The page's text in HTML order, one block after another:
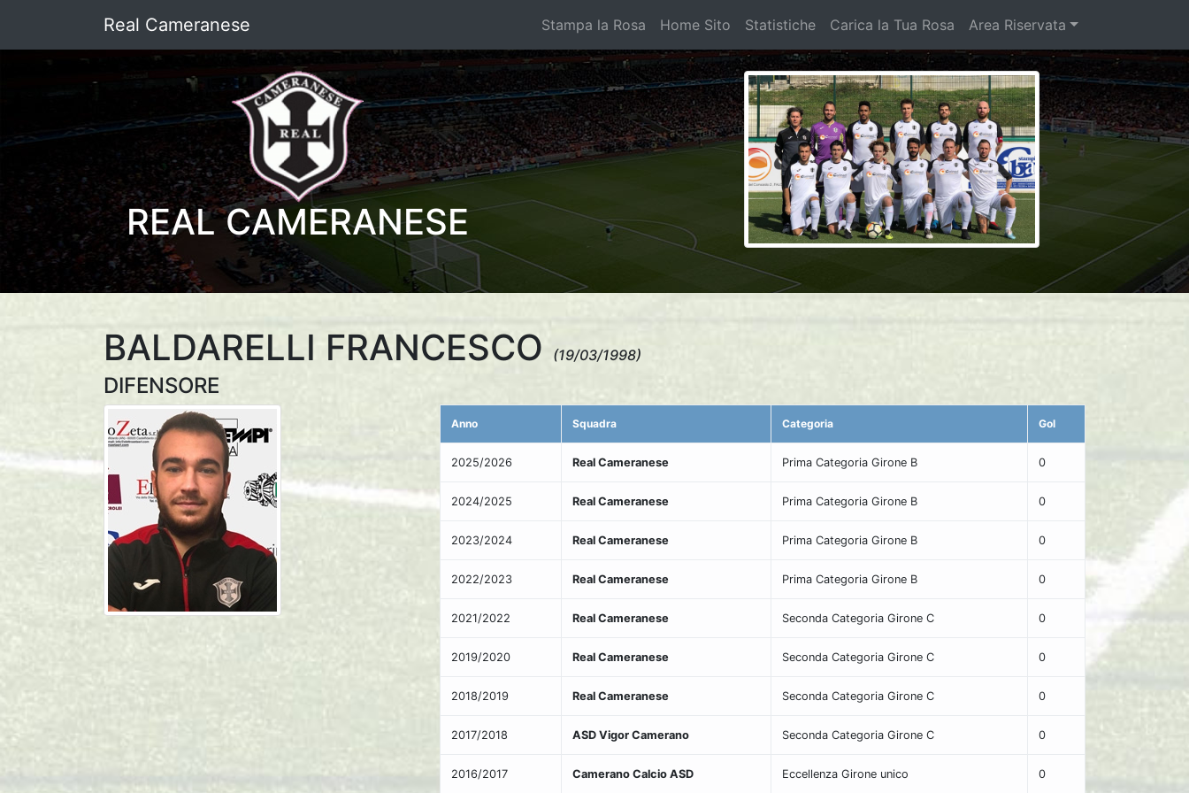
Real Cameranese Stampa la Rosa Home Sito Statistiche Carica la Tua Rosa Area Riservata
REAL CAMERANESE
BALDARELLI FRANCESCO (19/03/1998)
DIFENSORE
Anno Squadra Categoria Gol
2025/2026 Real Cameranese Prima Categoria Girone B 0
2024/2025 Real Cameranese Prima Categoria Girone B 0
2023/2024 Real Cameranese Prima Categoria Girone B 0
2022/2023 Real Cameranese Prima Categoria Girone B 0
2021/2022 Real Cameranese Seconda Categoria Girone C 0
2019/2020 Real Cameranese Seconda Categoria Girone C 0
2018/2019 Real Cameranese Seconda Categoria Girone C 0
2017/2018 ASD Vigor Camerano Seconda Categoria Girone C 0
2016/2017 Camerano Calcio ASD Eccellenza Girone unico 0